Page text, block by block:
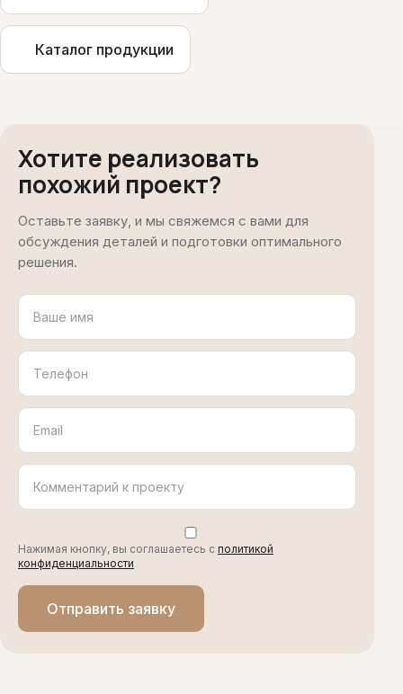
Каталог продукции
Хотите реализовать
похожий проект?
Оставьте заявку, и мы свяжемся с вами для
обсуждения деталей и подготовки оптимального
решения.
Ваше
имя
Телефон
Email
Комментарий
Нажимая кнопку, вы соглашаетесь с политикой
конфиденциальности
Отправить заявку